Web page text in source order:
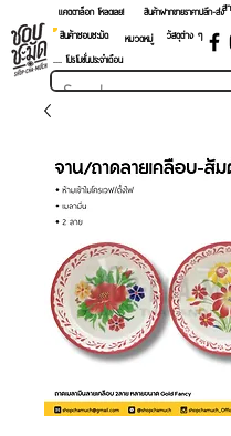
แคตตาล็อก โหลดเลย! ส
สินค้าฝากขายราคาปลีก-ส่ง
สินค้าชอบชะมัด
หมวดหมู่
วัสดุต่าง ๆ
.... โปรโมชั่นประจำเดือน